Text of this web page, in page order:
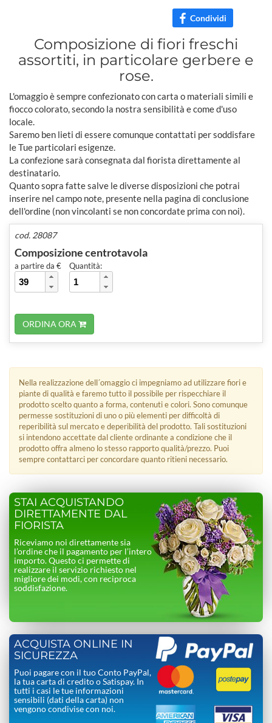
Condividi
Composizione di fiori freschi
assortiti, in particolare gerbere e
rose.
L'omaggio è sempre confezionato con carta o materiali simili e
fiocco colorato, secondo la nostra sensibilità e come d'uso
locale.
Saremo ben lieti di essere comunque contattati per soddisfare
le Tue particolari esigenze.
La confezione sarà consegnata dal fiorista direttamente al
destinatario.
Quanto sopra fatte salve le diverse disposizioni che potrai
inserire nel campo note, presente nella pagina di conclusione
dell'ordine (non vincolanti se non concordate prima con noi).
cod. 28087
Composizione centrotavola
a partire da € Quantità:
ORDINA ORA
Nella realizzazione dell´omaggio ci impegniamo ad utilizzare fiori e
piante di qualità e faremo tutto il possibile per rispecchiare il
prodotto scelto quanto a forma, contenuti e colori. Sono comunque
permesse sostituzioni di uno o più elementi per difficoltà di
reperibilità sul mercato e deperibilità del prodotto. Tali sostituzioni
si intendono accettate dal cliente ordinante a condizione che il
prodotto offra almeno lo stesso rapporto qualità/prezzo. Puoi
sempre contattarci per concordare quanto ritieni necessario.
STAI ACQUISTANDO
DIRETTAMENTE DAL
FIORISTA
Riceviamo noi direttamente sia
l’ordine che il pagamento per l’intero
importo. Questo ci permette di
realizzare il servizio richiesto nel
migliore dei modi, con reciproca
soddisfazione.
ACQUISTA ONLINE IN
SICUREZZA
Puoi pagare con il tuo Conto PayPal,
la tua carta di credito o Satispay. In
tutti i casi le tue informazioni
sensibili (dati della carta) non
vengono condivise con noi.